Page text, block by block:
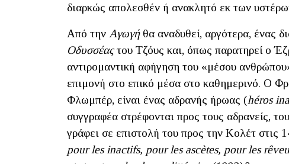
διαρκώς απολεσθέν ή ανακλητό εκ των
Από την Αγωγήθα αναδυθεί, αργότερα, ένας
Οδυσσέαςτου Τζόυς και, όπως παρατηρεί ο
αντιρομαντική αφήγηση του «μέσου
επιμονή στο επικό μέσα στο καθημερινό. Ο
Φλωμπέρ, είναι ένας αδρανής ήρωας (héros
συγγραφέα στρέφονται προς τους αδρανείς,
γράφει σε επιστολή του προς την Κολέτ στις
pour les inactifs, pour les ascètes, pour les